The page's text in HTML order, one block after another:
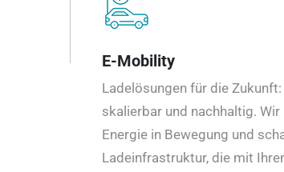
E-Mobility
Ladelösungen für die
skalierbar und nachhaltig. Wir
Energie in Bewegung und
Ladeinfrastruktur, die mit